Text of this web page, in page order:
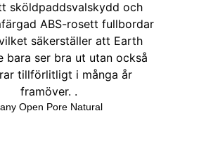
Open Pore Natural